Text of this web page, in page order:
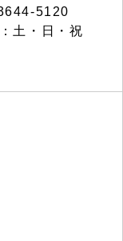
5120
土・日・祝